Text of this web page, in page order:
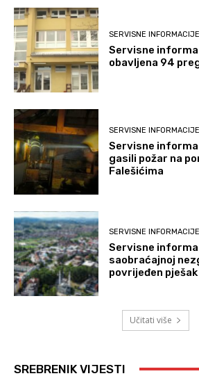
SERVISNE INFORMACIJE
Servisne
obavljena 94
SERVISNE INFORMACIJE
Servisne
gasili požar na
Falešićima
SERVISNE INFORMACIJE
Servisne
saobraćajnoj
povrijeđen pješak
Učitati više
SREBRENIK VIJESTI